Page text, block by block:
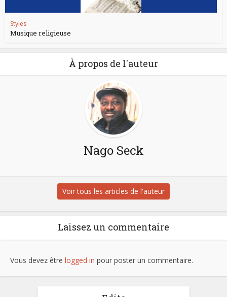
Styles
Musique religieuse
À propos de l'auteur
Nago Seck
Voir tous les articles de l'auteur
Laissez un commentaire
Vous devez être logged in pour poster un commentaire.